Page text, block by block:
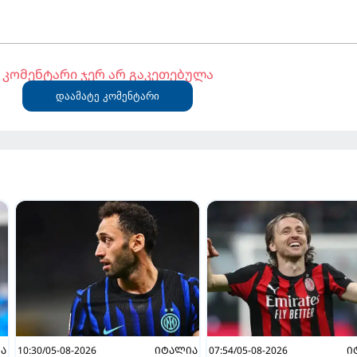
კომენტარი ჯერ არ გაკეთებულა
დაამატე კომენტარი
10:30/05-08-2026
ᲘᲢᲐᲚᲘᲐ
07:54/05-08-2026